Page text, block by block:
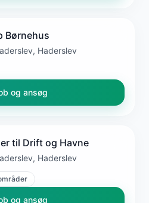
Børnehus
Haderslev
og ansøg
til Drift og Havne
Haderslev
og ansøg